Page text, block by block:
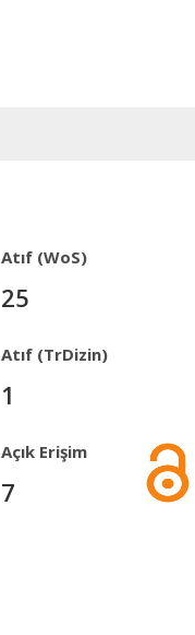
Atıf (WoS)
25
Atıf (TrDizin)
1
Açık Erişim
7